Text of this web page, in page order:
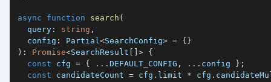
async function search (
  query
: string ,
  config
: Partial <SearchConfig> = {}
) : Promise<SearchResult [ ] > {
const cfg = { ... DEFAULT_CONFIG , ... config } ;
const candidateCount = cfg . limit * cfg .